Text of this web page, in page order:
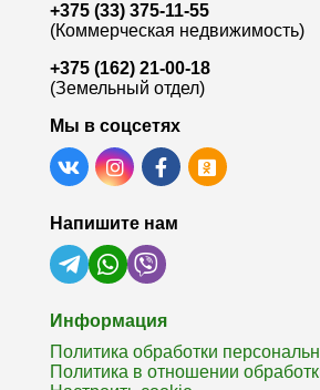
Смотреть на
+375 (33) 375-11-55
(Коммерческая недвижимость)
+375 (162) 21-00-18
(Земельный отдел)
Мы в соцсетях
Напишите нам
Информация
Политика обработки
Политика в отношении